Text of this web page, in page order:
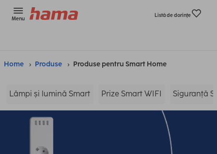
Menu
Listă de dorinţe
Home Produse Produse pentru Smart Home
Lămpi și lumină Smart Prize Smart WIFI Siguranță